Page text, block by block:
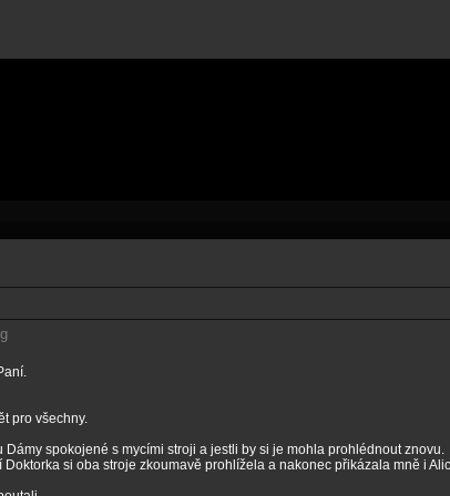
pro všechny.
spokojené s mycími stroji a jestli by si je mohla prohlédnout znovu.
si oba stroje zkoumavě prohlížela a nakonec přikázala mně i